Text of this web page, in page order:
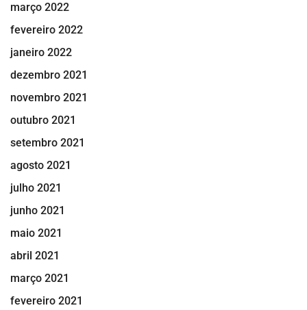
março 2022
fevereiro 2022
janeiro 2022
dezembro 2021
novembro 2021
outubro 2021
setembro 2021
agosto 2021
julho 2021
junho 2021
maio 2021
abril 2021
março 2021
fevereiro 2021